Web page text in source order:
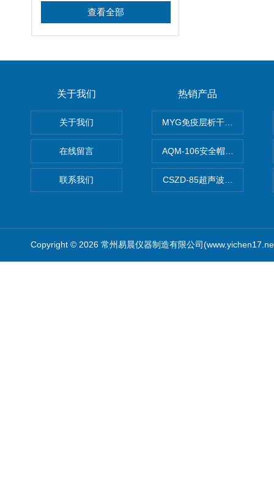
查看全部
关于我们
关于我们
在线留言
联系我们
热销产品
MYG免疫层析干燥箱
AQM-106安全帽高温预处理
CSZD-85超声波清洗振荡器
Copyright © 2026 常州易晨仪器制造有限公司